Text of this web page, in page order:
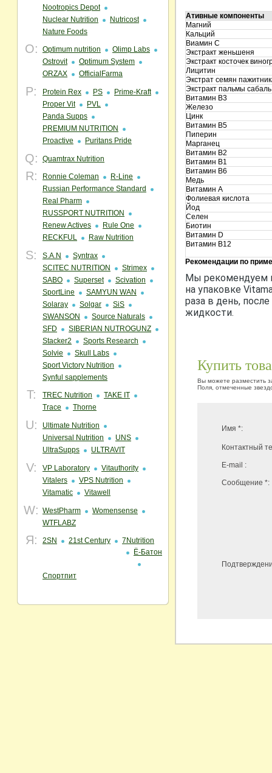
Nootropics Depot
Nuclear Nutrition
Nutricost
Nature Foods
O: Optimum nutrition
Olimp Labs
Ostrovit
Optimum System
ORZAX
OfficialFarma
P: Protein Rex PS
Prime-Kraft
Proper Vit
PVL
Panda Supps
PREMIUM NUTRITION
Proactive
Puritans Pride
Q: Quamtrax Nutrition
R: Ronnie Coleman
R-Line
Russian Performance Standard
Real Pharm
RUSSPORT NUTRITION
Renew Actives
Rule One
RECKFUL
Raw Nutrition
S: S.A.N
Syntrax
SCITEC NUTRITION
Strimex
SABO
Superset
Scivation
SportLine
SAMYUN WAN
Solaray
Solgar
SiS
SWANSON
Source Naturals
SFD
SIBERIAN NUTROGUNZ
Stacker2
Sports Research
Solvie
Skull Labs
Sport Victory Nutrition
Synful sapplements
T: TREC Nutrition
TAKE IT
Trace
Thorne
U:
Ultimate Nutrition
Universal Nutrition
UNS
UltraSupps
ULTRAVIT
V: VP Laboratory
Vitauthority
Vitalers
VPS Nutrition
Vitamatic
Vitawell
W: WestPharm
Womensense
WTFLABZ
Я: 2SN 21st Century
7Nutrition
Ё-Батон
Спортпит
Ативные компоненты
Магний
Кальций
Виамин С
Экстракт женьшеня
Экстракт косточек
Лицитин
Экстрат семян
Экстракт пальмы сабаль
Витамин В3
Железо
Цинк
Витамин В5
Пиперин
Марганец
Витамин В2
Витамин В1
Витамин В6
Медь
Витамин А
Фолиевая кислота
Йод
Селен
Биотин
Витамин D
Витамин В12
Рекомендации по
Мы рекомендуем
на упаковке
раза в день,
жидкости.
Купить
Вы можете разместить
Поля, отмеченные
Имя *:
Контактный
E-mail :
Сообщение *: